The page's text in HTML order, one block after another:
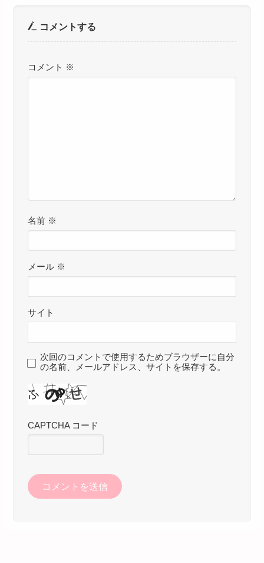
コメントする
コメント ※
名前 ※
メール ※
サイト
次回のコメントで使用するためブラウザーに自分
の名前、メールアドレス、サイトを保存する。
CAPTCHA コード